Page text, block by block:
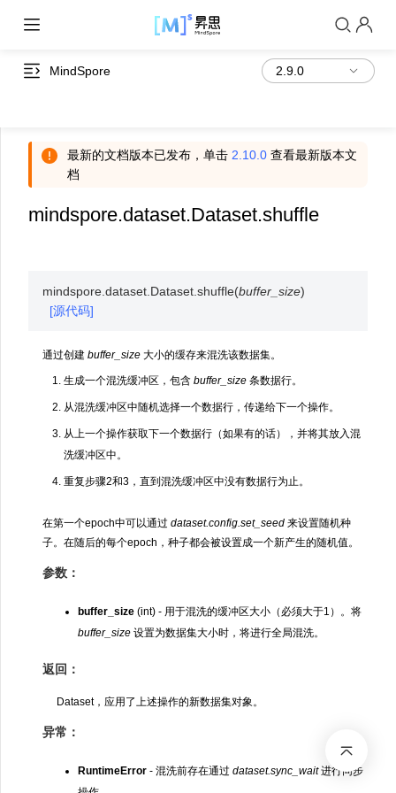
MindSpore
最新的文档版本已发布，单击 2.10.0 查看最新版本文
档
mindspore.dataset.Dataset.shuffle
mindspore.dataset.Dataset.shuffle(buffer_size)
[源代码]
通过创建 buffer_size 大小的缓存来混洗该数据集。
生成一个混洗缓冲区，包含 buffer_size 条数据行。
从混洗缓冲区中随机选择一个数据行，传递给下一个操作。
从上一个操作获取下一个数据行（如果有的话），并将其放入混
洗缓冲区中。
重复步骤2和3，直到混洗缓冲区中没有数据行为止。
在第一个epoch中可以通过 dataset.config.set_seed 来设置随机种
子。在随后的每个epoch，种子都会被设置成一个新产生的随机值。
参数：
buffer_size (int) - 用于混洗的缓冲区大小（必须大于1）。将
buffer_size 设置为数据集大小时，将进行全局混洗。
返回：
Dataset，应用了上述操作的新数据集对象。
异常：
RuntimeError - 混洗前存在通过 dataset.sync_wait进行同步